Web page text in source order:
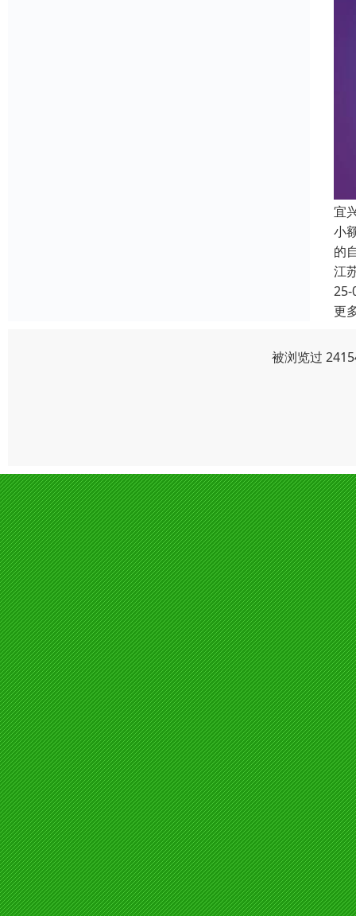
宜
小
的
江
25-
更
被浏览过